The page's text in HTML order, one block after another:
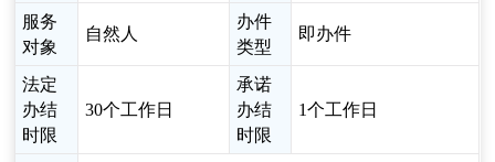
服务
对象
自然人
办件
类型
即办件
法定
办结
时限
30个工作日
承诺
办结
时限
1个工作日